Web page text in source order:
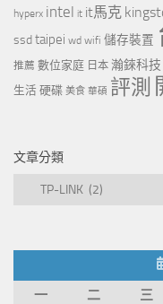
hyperx intel it it馬克
ssdtaipei wd wifi 儲存裝置
推薦 數位家庭 日本 瀚錸科技
生活 硬碟 美食 華碩 評測
文章分類
類
一
二 三